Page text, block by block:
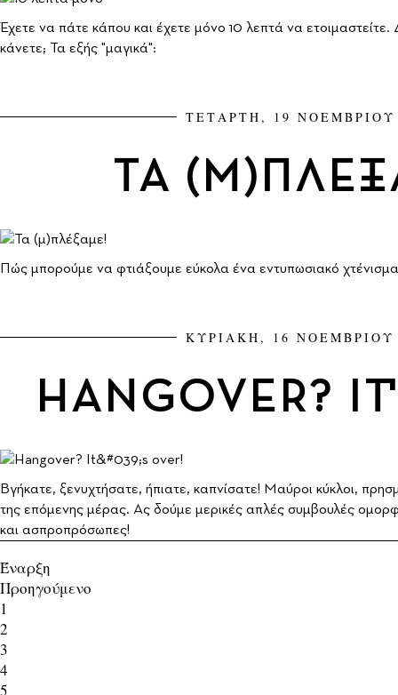
Έχετε να πάτε κάπου και έχετε μόνο 10 λεπτά να ετοιμαστείτε.
κάνετε; Τα εξής "μαγικά":
ΤΕΤΑΡΤΗ, 19 ΝΟΕΜΒΡΙΟΥ
ΤΑ
Πώς μπορούμε να φτιάξουμε εύκολα ένα εντυπωσιακό
ΚΥΡΙΑΚΗ, 16 ΝΟΕΜΒΡΙΟΥ
HANGOVER?
Bγήκατε, ξενυχτήσατε, ήπιατε, καπνίσατε! Μαύροι κύκλοι,
της επόμενης μέρας. Ας δούμε μερικές απλές συμβουλές
και ασπροπρόσωπες!
Έναρξη
Προηγούμενο
1
2
3
4
5